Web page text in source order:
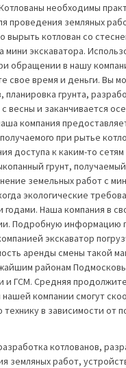
необходимы
земляных
вырыть котлован со
экскаватора.
обращении в нашу
свое время и деньги. Вы
грунта,
весны и заканчивается
компания
при рытье
доступа к каким-то
грунт,
земельных работ с
экологические
Наша компания в
Подробную информацию
экскаватор
аренды смены такой
районам
и ГСМ. Средняя
компании смогут
в зависимости
котлованов,
земляных работ,